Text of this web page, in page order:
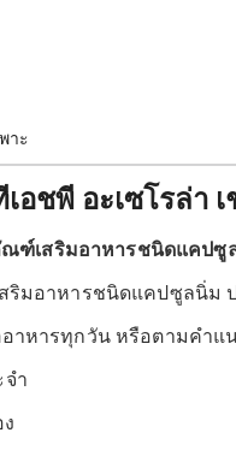
าะ
ชพี อะเซโรล่า
ฑ์เสริมอาหารชนิดแคปซู
มอาหารชนิดแคปซูลนิ่ม
าหารทุกวัน หรือตามคำแ
ำ